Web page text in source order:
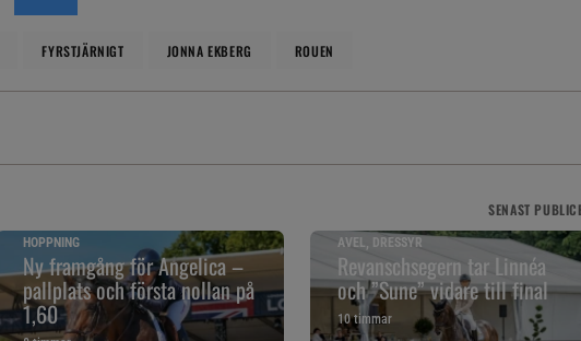
FYRSTJÄRNIGT JONNA EKBERG ROUEN
SENAST
HOPPNING
Ny framgång för Angelica –
pallplats och första nollan på
1,60
AVEL, DRESSYR
Revanschsegern tar Linnéa
och ”Sune” vidare till final
10 timmar